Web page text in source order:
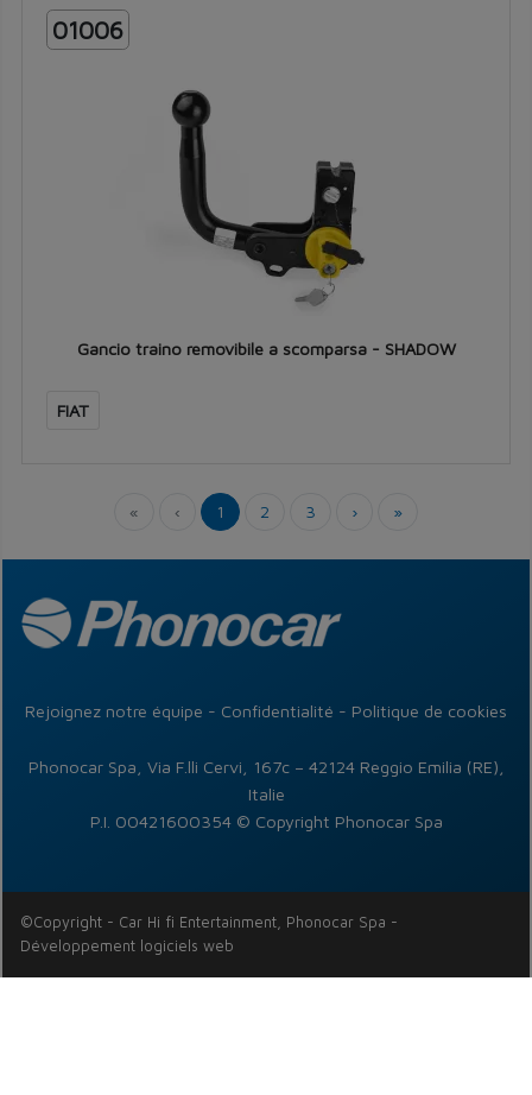
01006
Gancio traino removibile a scomparsa - SHADOW
FIAT
« ‹ 1 2 3 › »
Rejoignez notre équipe - Confidentialité - Politique de cookies
Phonocar Spa, Via F.lli Cervi, 167c – 42124 Reggio Emilia (RE),
Italie
P.I. 00421600354 © Copyright Phonocar Spa
©Copyright - Car Hi fi Entertainment, Phonocar Spa -
Développement logiciels web